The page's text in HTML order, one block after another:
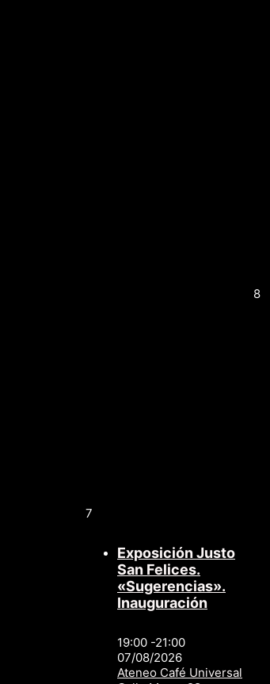
7
Exposición Justo
San Felices.
«Sugerencias».
Inauguración
19:00 -21:00
07/08/2026
Ateneo Café Universal
8